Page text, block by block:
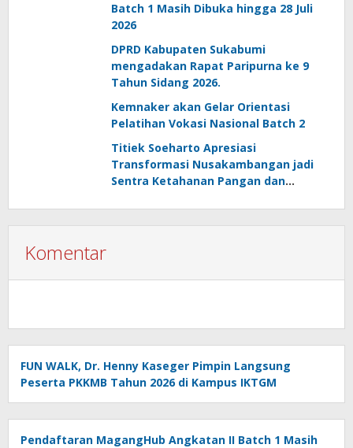
Batch 1 Masih Dibuka hingga 28 Juli
2026
DPRD Kabupaten Sukabumi
mengadakan Rapat Paripurna ke 9
Tahun Sidang 2026.
Kemnaker akan Gelar Orientasi
Pelatihan Vokasi Nasional Batch 2
Titiek Soeharto Apresiasi
Transformasi Nusakambangan jadi
Sentra Ketahanan Pangan dan
Komentar
FUN WALK, Dr. Henny Kaseger Pimpin Langsung
Peserta PKKMB Tahun 2026 di Kampus IKTGM
Pendaftaran MagangHub Angkatan II Batch 1 Masih